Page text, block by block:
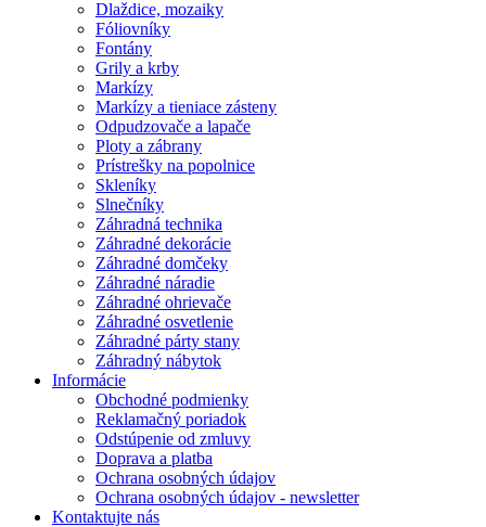
Dlaždice, mozaiky
Fóliovníky
Fontány
Grily a krby
Markízy
Markízy a tieniace zásteny
Odpudzovače a lapače
Ploty a zábrany
Prístrešky na popolnice
Skleníky
Slnečníky
Záhradná technika
Záhradné dekorácie
Záhradné domčeky
Záhradné náradie
Záhradné ohrievače
Záhradné osvetlenie
Záhradné párty stany
Záhradný nábytok
Informácie
Obchodné podmienky
Reklamačný poriadok
Odstúpenie od zmluvy
Doprava a platba
Ochrana osobných údajov
Ochrana osobných údajov - newsletter
Kontaktujte nás